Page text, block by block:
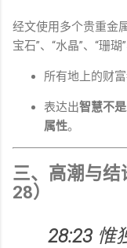
经文使用多个贵重金
宝石”、“水晶”、“珊瑚
所有地上的财
表达出智慧不
属性。
三、高潮与
28）
28:23惟